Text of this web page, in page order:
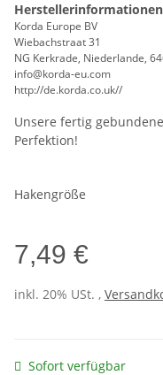
Korda Europe BV
Wiebachstraat 31
NG Kerkrade, Niederlande,
info@korda-eu.com
http://de.korda.co.uk//
Unsere fertig
Perfektion!
Hakengröße
7,49 €
inkl. 20% USt. ,
Sofort verfügbar